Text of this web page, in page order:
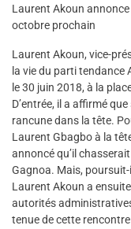
Laurent Akoun annonce
octobre prochain
Laurent Akoun, vice-
la vie du parti tendance
le 30 juin 2018, à la
D’entrée, il a affirmé
rancune dans la tête.
Laurent Gbagbo à la
annoncé qu’il
Gagnoa. Mais, poursuit-
Laurent Akoun a
autorités
tenue de cette